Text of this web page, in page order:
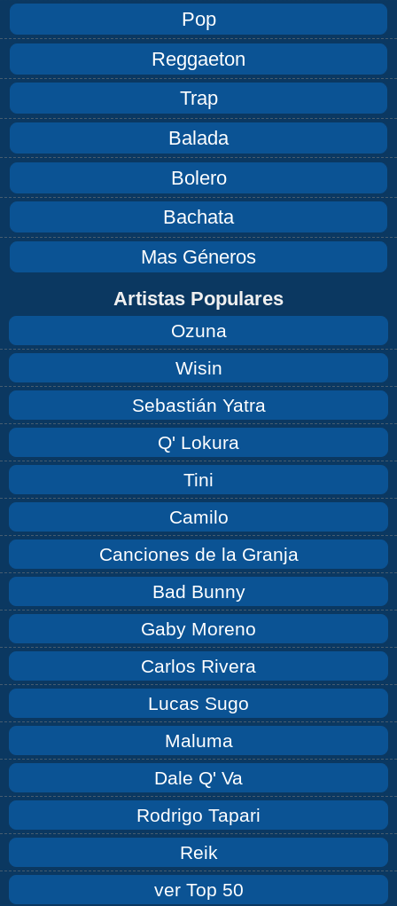
Pop
Reggaeton
Trap
Balada
Bolero
Bachata
Mas Géneros
Artistas Populares
Ozuna
Wisin
Sebastián Yatra
Q' Lokura
Tini
Camilo
Canciones de la Granja
Bad Bunny
Gaby Moreno
Carlos Rivera
Lucas Sugo
Maluma
Dale Q' Va
Rodrigo Tapari
Reik
ver Top 50